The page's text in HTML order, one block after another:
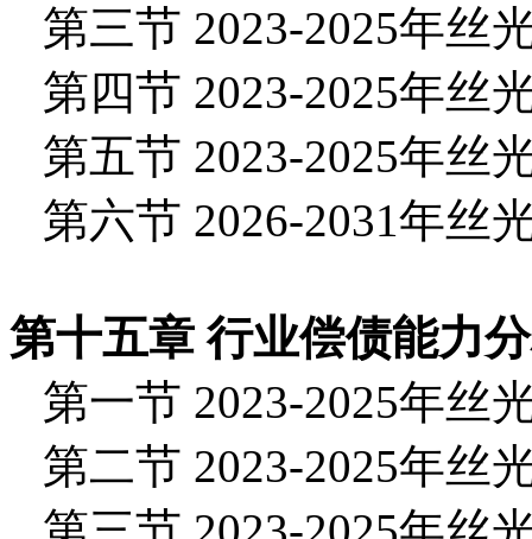
第三节 2023-2025年丝
第四节 2023-2025年丝
第五节 2023-2025年丝
第六节 2026-2031年丝
第十五章 行业偿债能力
第一节 2023-2025年丝
第二节 2023-2025年丝